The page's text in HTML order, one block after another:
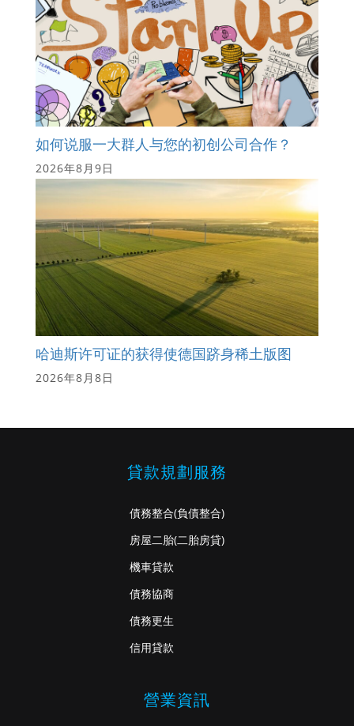
如何说服一大群人与您的初创公司合作？
2026年8月9日
哈迪斯许可证的获得使德国跻身稀土版图
2026年8月8日
貸款規劃服務
債務整合(負債整合)
房屋二胎(二胎房貸)
機車貸款
債務協商
債務更生
信用貸款
營業資訊